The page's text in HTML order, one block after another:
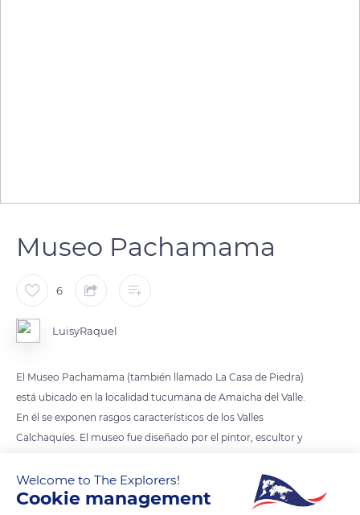
Museo Pachamama
6
LuisyRaquel
El Museo Pachamama (también llamado La Casa de Piedra)
está ubicado en la localidad tucumana de Amaicha del Valle.
En él se exponen rasgos característicos de los Valles
Calchaquíes. El museo fue diseñado por el pintor, escultor y
READ MORE TRANSLATE
Welcome to The Explorers!
Cookie management